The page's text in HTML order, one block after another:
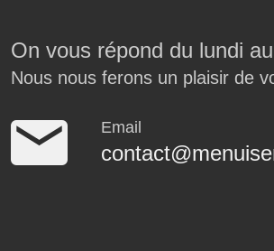
On vous répond du lundi
Nous nous ferons un plaisir de
Email